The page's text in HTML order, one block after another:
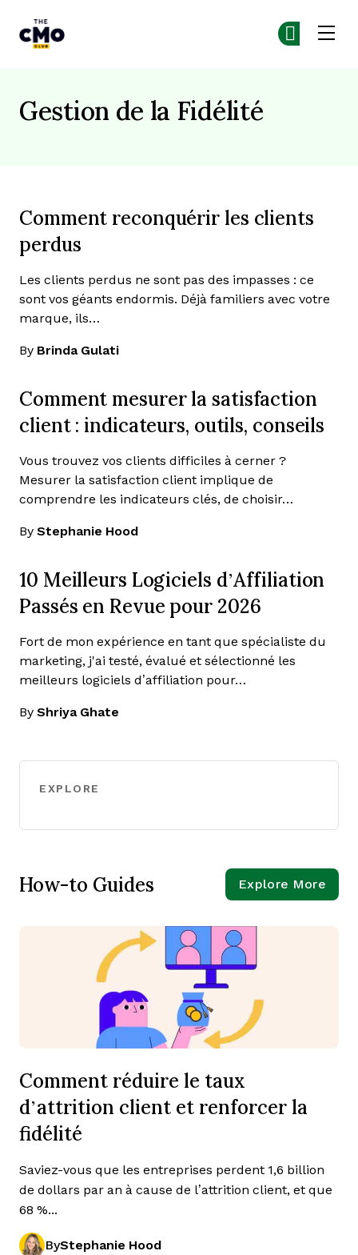
Gestion de la Fidélité
Comment reconquérir les clients
perdus
Les clients perdus ne sont pas des impasses : ce
sont vos géants endormis. Déjà familiers avec votre
marque, ils…
By Brinda Gulati
Comment mesurer la satisfaction
client : indicateurs, outils, conseils
Vous trouvez vos clients difficiles à cerner ?
Mesurer la satisfaction client implique de
comprendre les indicateurs clés, de choisir…
By Stephanie Hood
10 Meilleurs Logiciels d’Affiliation
Passés en Revue pour 2026
Fort de mon expérience en tant que spécialiste du
marketing, j'ai testé, évalué et sélectionné les
meilleurs logiciels d’affiliation pour…
By Shriya Ghate
EXPLORE
How-to Guides Explore More
Comment réduire le taux
d’attrition client et renforcer la
fidélité
Saviez-vous que les entreprises perdent 1,6 billion
de dollars par an à cause de l’attrition client, et que
68 %...
ByStephanie Hood